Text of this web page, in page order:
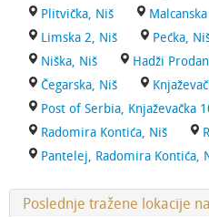
Plitvička, Niš
Limska 2, Niš
Pećka,
Niška, Niš
Hadži
Čegarska, Niš
Post of Serbia, Knjaževačka
Radomira Kontića, Niš
Pantelej, Radomira Kontića,
Poslednje tražene lokacije